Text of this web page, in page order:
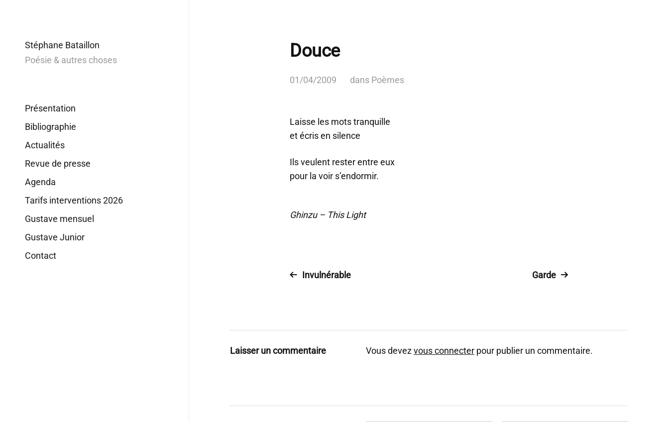
Stéphane Bataillon
Poésie & autres choses
Présentation
Bibliographie
Actualités
Revue de presse
Agenda
Tarifs interventions 2026
Gustave mensuel
Gustave Junior
Contact
Douce
01/04/2009 dans Poèmes
Laisse les mots tranquille
et écris en silence
Ils veulent rester entre eux
pour la voir s’endormir.
Ghinzu – This Light
Invulnérable Garde
Laisser un commentaire Vous devezvous connecter pour publier un commentaire.